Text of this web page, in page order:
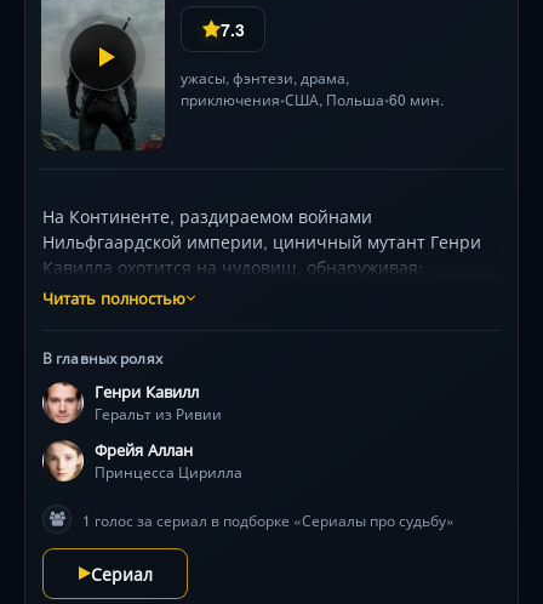
7.3
ужасы, фэнтези, драма,
приключения•США, Польша•60 мин.
На Континенте, раздираемом войнами
Нильфгаардской империи, циничный мутант Генри
Кавилла охотится на чудовищ, обнаруживая:
истинное зло таится в людях. Параллельно горбунья
юная наследница престола Фрейи Аллан скрывается
от армии загадочного Кагыра. Три временные линии
мастерски сливаются в финале, обнажая магическую
связь героев и оставляя вопрос: уцелеют ли они в
грядущей битве? Сериал покоряет визуальной
превращений, шокирующих болью .
Читать полностью
В главных ролях
Генри Кавилл
Геральт из Ривии
Фрейя Аллан
Принцесса Цирилла
1 голос за сериал в подборке «Сериалы про судьбу»
Сериал